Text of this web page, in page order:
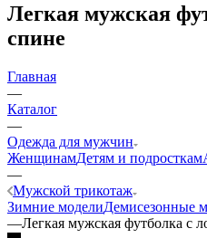
Легкая мужская
спине
Главная
—
Каталог
—
Одежда для мужчин
ЖенщинамДетям и подросткам
—
Мужской трикотаж
Зимние моделиДемисезонные
—Легкая мужская футболка с